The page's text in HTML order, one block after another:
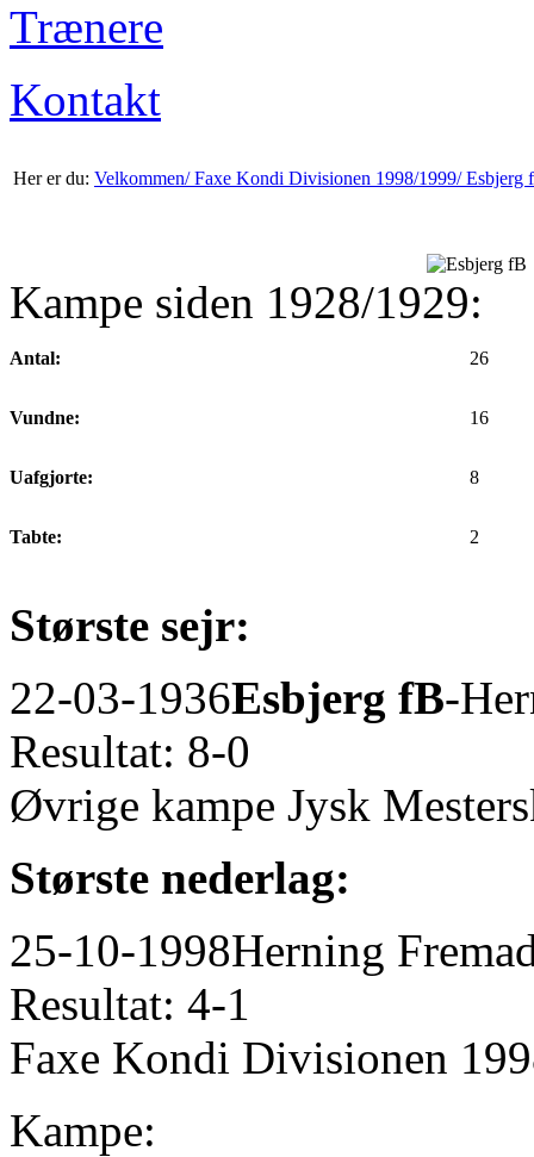
Trænere
Kontakt
Her er du: Velkommen/Faxe Kondi Divisionen 1998/1999/Esbjerg
Kampe siden 1928/1929:
Antal: 26
Vundne: 16
Uafgjorte: 8
Tabte: 2
Største sejr:
22-03-1936Esbjerg fB-
Resultat: 8-0
Øvrige kampe Jysk
Største nederlag:
25-10-1998Herning
Resultat: 4-1
Faxe Kondi Divisionen
Kampe: